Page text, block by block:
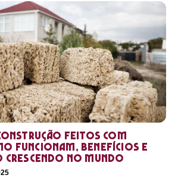
feitos com
funcionam, benefícios e
crescendo no mundo